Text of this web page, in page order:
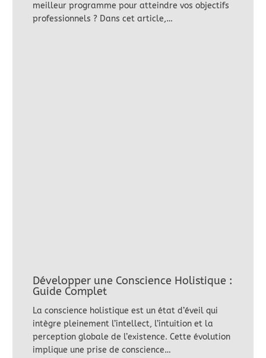
meilleur programme pour atteindre vos objectifs
professionnels ? Dans cet article,…
Développer une Conscience Holistique :
Guide Complet
La conscience holistique est un état d’éveil qui
intègre pleinement l’intellect, l’intuition et la
perception globale de l’existence. Cette évolution
implique une prise de conscience…